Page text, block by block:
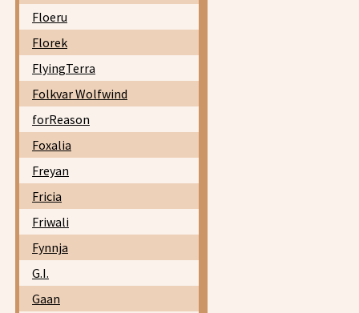
Floeru
Florek
FlyingTerra
Folkvar Wolfwind
forReason
Foxalia
Freyan
Fricia
Friwali
Fynnja
G.I.
Gaan